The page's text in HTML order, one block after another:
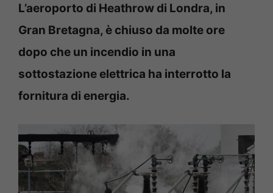
L’aeroporto di Heathrow di Londra, in
Gran Bretagna, è chiuso da molte ore
dopo che un incendio in una
sottostazione elettrica ha interrotto la
fornitura di energia.